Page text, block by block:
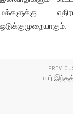
மக்களுக்கு
ஒடுக்குமுறையாகும்.
யார்